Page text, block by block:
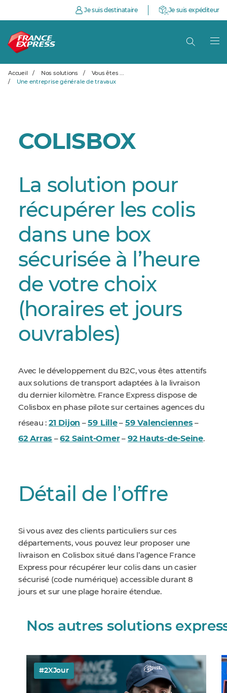
Je suis destinataire Je suis expéditeur
Accueil / Nos solutions /
Vous êtes ...
/
Une entreprise générale de travaux
COLISBOX
La solution pour
récupérer les colis
dans une box
sécurisée à l’heure
de votre choix
(horaires et jours
ouvrables)
Avec le développement du B2C, vous êtes attentifs
aux solutions de transport adaptées à la livraison
du dernier kilomètre. France Express dispose de
Colisbox en phase pilote sur certaines agences du
réseau : 21 Dijon –59 Lille– 59 Valenciennes –
62 Arras –62 Saint-Omer– 92 Hauts-de-Seine.
Détail de lʼoffre
Si vous avez des clients particuliers sur ces
départements, vous pouvez leur proposer une
livraison en Colisbox situé dans l’agence France
Express pour récupérer leur colis dans un casier
sécurisé (code numérique) accessible durant 8
jours et sur une plage horaire étendue.
Nos autres solutions
#2XJour